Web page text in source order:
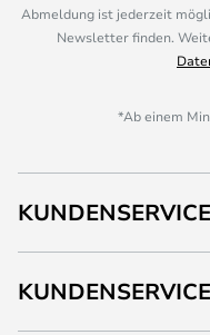
Abmeldung ist jederzeit
Newsletter finden.
*Ab einem
KUNDENSERVICE
KUNDENSERVICE